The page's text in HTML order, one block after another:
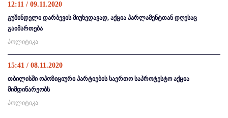
12:11 / 09.11.2020
გუშინდელი დარბევის მიუხედავად, აქცია პარლამენტთან დღესაც
გაიმართება
პოლიტიკა
15:41 / 08.11.2020
თბილისში ოპოზიციური პარტიების საერთო საპროტესტო აქცია
მიმდინარეობს
პოლიტიკა